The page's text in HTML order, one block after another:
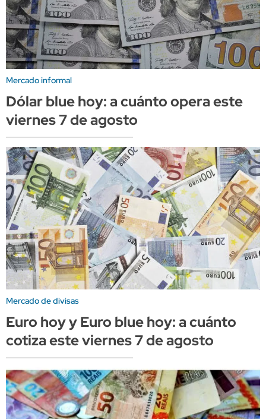
Mercado informal
Dólar blue hoy: a cuánto opera este
viernes 7 de agosto
Mercado de divisas
Euro hoy y Euro blue hoy: a cuánto
cotiza este viernes 7 de agosto